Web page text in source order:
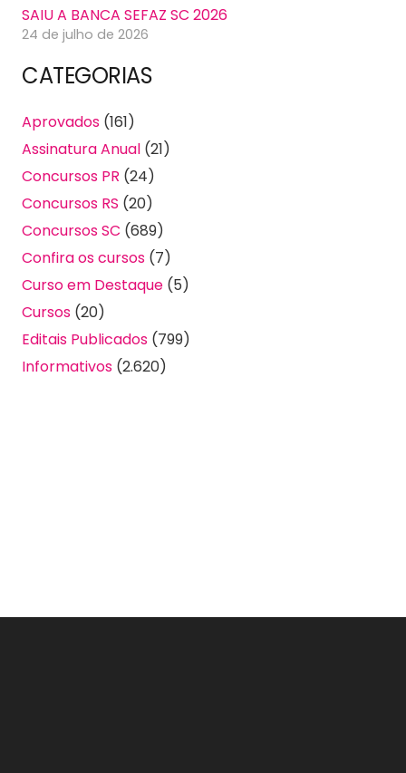
SAIU A BANCA SEFAZ SC 2026
24 de julho de 2026
CATEGORIAS
Aprovados (161)
Assinatura Anual (21)
Concursos PR (24)
Concursos RS (20)
Concursos SC (689)
Confira os cursos (7)
Curso em Destaque (5)
Cursos (20)
Editais Publicados (799)
Informativos (2.620)